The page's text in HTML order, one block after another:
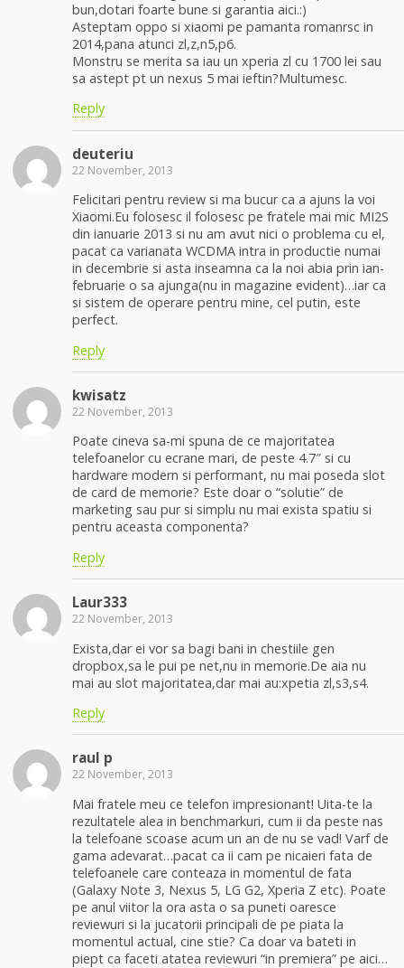
bun,dotari foarte bune si garantia aici.:)
Asteptam oppo si xiaomi pe pamanta romanrsc in
2014,pana atunci zl,z,n5,p6.
Monstru se merita sa iau un xperia zl cu 1700 lei sau
sa astept pt un nexus 5 mai ieftin?Multumesc.
Reply
deuteriu
22 November, 2013
Felicitari pentru review si ma bucur ca a ajuns la voi
Xiaomi.Eu folosesc il folosesc pe fratele mai mic MI2S
din ianuarie 2013 si nu am avut nici o problema cu el,
pacat ca varianata WCDMA intra in productie numai
in decembrie si asta inseamna ca la noi abia prin ian-
februarie o sa ajunga(nu in magazine evident)…iar ca
si sistem de operare pentru mine, cel putin, este
perfect.
Reply
kwisatz
22 November, 2013
Poate cineva sa-mi spuna de ce majoritatea
telefoanelor cu ecrane mari, de peste 4.7″ si cu
hardware modern si performant, nu mai poseda slot
de card de memorie? Este doar o “solutie” de
marketing sau pur si simplu nu mai exista spatiu si
pentru aceasta componenta?
Reply
Laur333
22 November, 2013
Exista,dar ei vor sa bagi bani in chestiile gen
dropbox,sa le pui pe net,nu in memorie.De aia nu
mai au slot majoritatea,dar mai au:xpetia zl,s3,s4.
Reply
raul p
22 November, 2013
Mai fratele meu ce telefon impresionant! Uita-te la
rezultatele alea in benchmarkuri, cum ii da peste nas
la telefoane scoase acum un an de nu se vad! Varf de
gama adevarat…pacat ca ii cam pe nicaieri fata de
telefoanele care conteaza in momentul de fata
(Galaxy Note 3, Nexus 5, LG G2, Xperia Z etc). Poate
pe anul viitor la ora asta o sa puneti oaresce
reviewuri si la jucatorii principali de pe piata la
momentul actual, cine stie? Ca doar va bateti in
piept ca faceti atatea reviewuri “in premiera” pe aici…